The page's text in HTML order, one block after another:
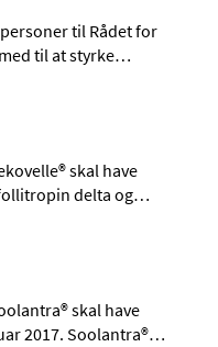
til Rådet for
til at styrke…
skal have
delta og…
skal have
2017. Soolantra®…